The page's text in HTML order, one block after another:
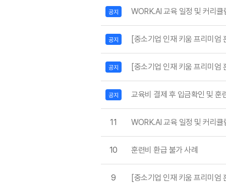
공지 WORK.AI 교육 일정 및 커리큘
공지 [중소기업 인재 키움 프리미
공지 [중소기업 인재 키움 프리미
공지 교육비 결제 후 입금확인 및 훈
11 WORK.AI 교육 일정 및 커리큘
10 훈련비 환급 불가 사례
9 [중소기업 인재 키움 프리미